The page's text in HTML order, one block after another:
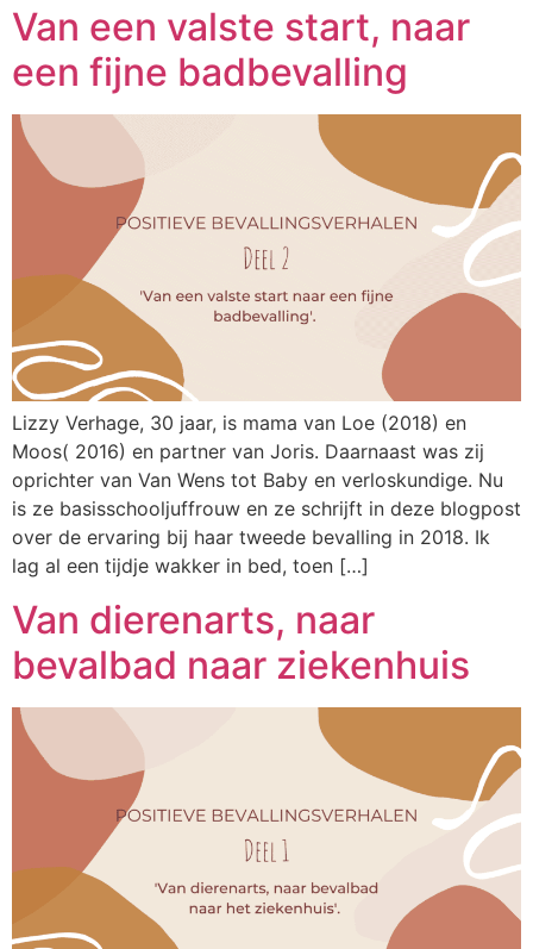
Van een valste start, naar
een fijne badbevalling
Lizzy Verhage, 30 jaar, is mama van Loe (2018) en
Moos( 2016) en partner van Joris. Daarnaast was zij
oprichter van Van Wens tot Baby en verloskundige. Nu
is ze basisschooljuffrouw en ze schrijft in deze blogpost
over de ervaring bij haar tweede bevalling in 2018. Ik
lag al een tijdje wakker in bed, toen […]
Van dierenarts, naar
bevalbad naar ziekenhuis